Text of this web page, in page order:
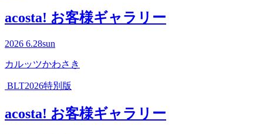
acosta! お客様ギャラリー
2026 6.28sun
カルッツかわさき
BLT2026特別版
acosta! お客様ギャラリー